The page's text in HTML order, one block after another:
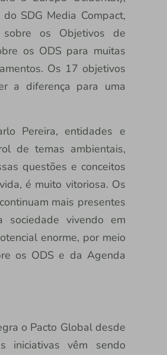
SDG Media Compact,
sobre os Objetivos de
os ODS para muitas
Os 17 objetivos
a diferença para uma
Pereira, entidades e
de temas ambientais,
questões e conceitos
é muito vitoriosa. Os
mais presentes
sociedade vivendo em
enorme, por meio
os ODS e da Agenda
o Pacto Global desde
vêm sendo